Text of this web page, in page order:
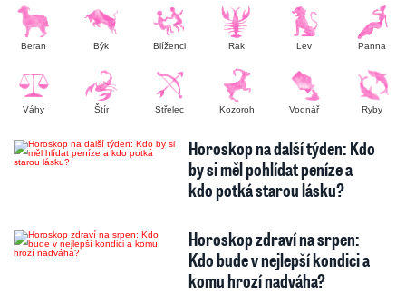
Beran Býk Blíženci Rak Lev Panna
Váhy Štír Střelec Kozoroh Vodnář Ryby
Horoskop na další týden: Kdo
by si měl pohlídat peníze a
kdo potká starou lásku?
Horoskop zdraví na srpen:
Kdo bude v nejlepší kondici a
komu hrozí nadváha?